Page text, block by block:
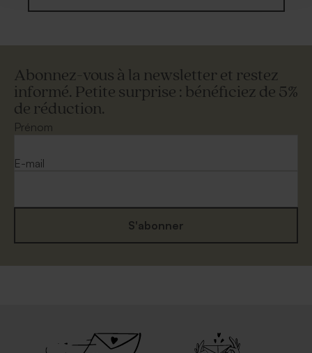
Abonnez-vous à la newsletter et restez
informé. Petite surprise : bénéficiez de 5%
de réduction.
Prénom
E-mail
S'abonner